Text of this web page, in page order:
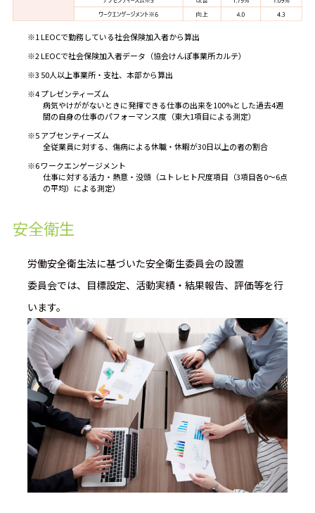
※1 LEOCで勤務している社会保険加入者から算出
※2 LEOCで社会保険加入者データ（協会けんぽ事業所カルテ）
※3 50人以上事業所・支社、本部から算出
※4 プレゼンティーズム
病気やけががないときに発揮できる仕事の出来を100%とした過去4週
間の自身の仕事のパフォーマンス度（東大1項目による測定）
※5 アブセンティーズム
全従業員に対する、傷病による休職・休暇が30日以上の者の割合
※6 ワークエンゲージメント
仕事に対する活力・熱意・没頭（ユトレヒト尺度項目（3項目各0～6点
の平均）による測定）
安全衛生
労働安全衛生法に基づいた安全衛生委員会の設置
委員会では、目標設定、活動実績・結果報告、 評価等を行
います。